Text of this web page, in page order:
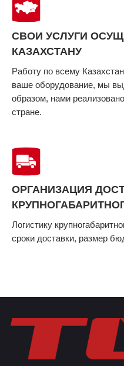
СВОИ УСЛУГИ
КАЗАХСТАНУ
Работу по всему
ваше оборудование, мы
образом, нами
стране.
ОРГАНИЗАЦИЯ
Логистику
сроки доставки, размер